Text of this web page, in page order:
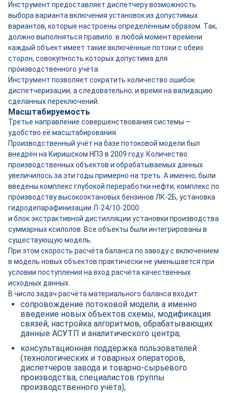
Инструмент предоставляет диспетчеру возможность
выбора варианта включения установок из допустимых
вариантов, которые настроены определённым образом. Так,
должно выполняться правило: в любой момент времени
каждый объект имеет такие включённые потоки с обеих
сторон, совокупность которых допустима для
производственного учёта.
Инструмент позволяет сократить количество ошибок
диспетчеризации, а следовательно, и время на валидацию
сделанных переключений.
Масштабируемость
Третье направление совершенствования системы —
удобство её масштабирования.
Производственный учёт на базе потоковой модели был
внедрён на Киришском НПЗ в 2009 году. Количество
производственных объектов и обрабатываемых данных
увеличилось за эти годы примерно на треть. А именно, были
введены комплекс глубокой переработки нефти, комплекс по
производству высокооктановых бензинов ЛК-2Б, установка
гидродепарафинизации Л-24/10-2000
и блок экстрактивной дистилляции установки производства
суммарных ксилолов. Все объекты были интегрированы в
существующую модель.
При этом скорость расчёта баланса по заводу с включением
в модель новых объектов практически не уменьшается при
условии поступления на вход расчёта качественных
исходных данных.
В число задач расчёта материального баланса входит:
сопровождение потоковой модели, а именно
введение новых объектов схемы, модификация
связей, настройка алгоритмов, обрабатывающих
данные АСУТП и аналитического центра;
консультационная поддержка пользователей
(технологических и товарных операторов,
диспетчеров завода и товарно-сырьевого
производства, специалистов группы
производственного учёта);